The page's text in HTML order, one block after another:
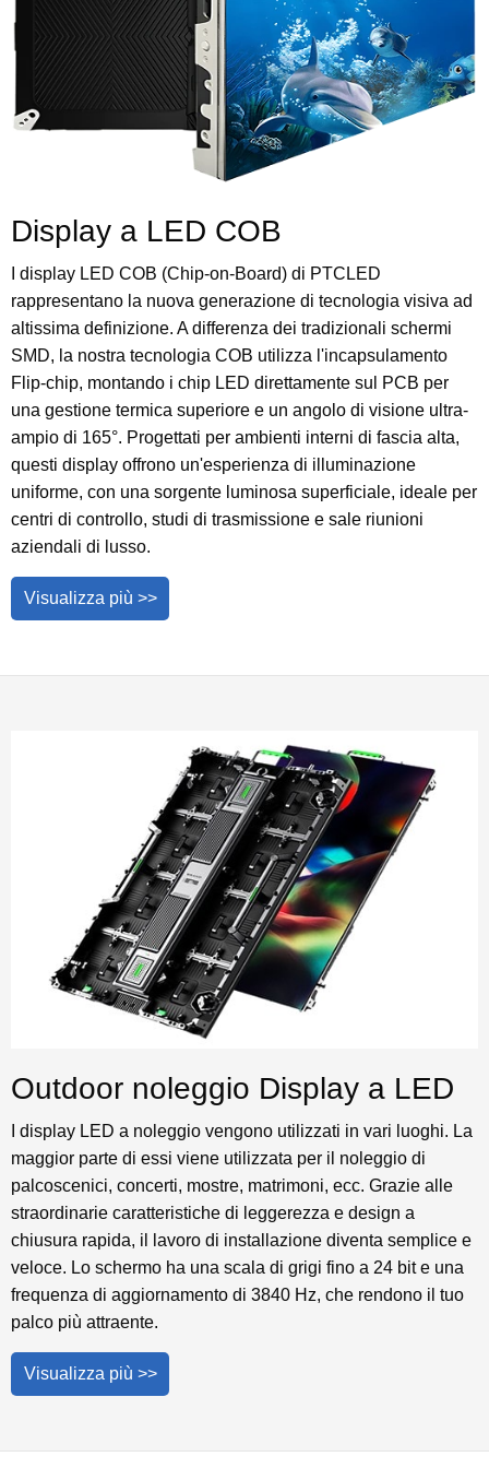
Display a LED COB
I display LED COB (Chip-on-Board) di PTCLED
rappresentano la nuova generazione di tecnologia visiva ad
altissima definizione. A differenza dei tradizionali schermi
SMD, la nostra tecnologia COB utilizza l'incapsulamento
Flip-chip, montando i chip LED direttamente sul PCB per
una gestione termica superiore e un angolo di visione ultra-
ampio di 165°. Progettati per ambienti interni di fascia alta,
questi display offrono un'esperienza di illuminazione
uniforme, con una sorgente luminosa superficiale, ideale per
centri di controllo, studi di trasmissione e sale riunioni
aziendali di lusso.
Visualizza più >>
Outdoor noleggio Display a LED
I display LED a noleggio vengono utilizzati in vari luoghi. La
maggior parte di essi viene utilizzata per il noleggio di
palcoscenici, concerti, mostre, matrimoni, ecc. Grazie alle
straordinarie caratteristiche di leggerezza e design a
chiusura rapida, il lavoro di installazione diventa semplice e
veloce. Lo schermo ha una scala di grigi fino a 24 bit e una
frequenza di aggiornamento di 3840 Hz, che rendono il tuo
palco più attraente.
Visualizza più >>